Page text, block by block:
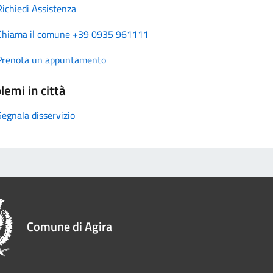
Assistenza
il comune +39 0935 961111
un appuntamento
in città
disservizio
Comune di Agira